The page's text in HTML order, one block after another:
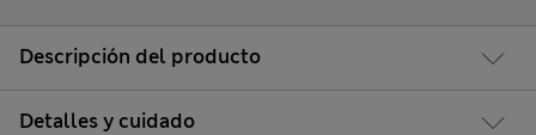
Descripción del producto
Detalles y cuidado